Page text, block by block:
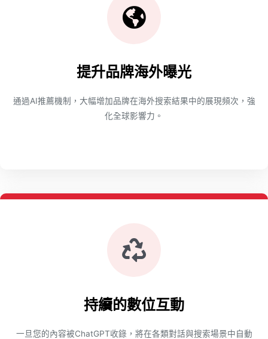
提升品牌海外曝光
通過AI推薦機制，大幅增加品牌在海外搜索結果中的展現頻次，強
化全球影響力。
持續的數位互動
一旦您的內容被ChatGPT收錄，將在各類對話與搜索場景中自動